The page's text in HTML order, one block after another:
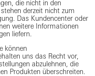
die nicht in den
derzeit nicht zum
Das Kundencenter oder
weitere Informationen
liefern.
können
uns das Recht vor,
abzulehnen, die
Produkten überschreiten.